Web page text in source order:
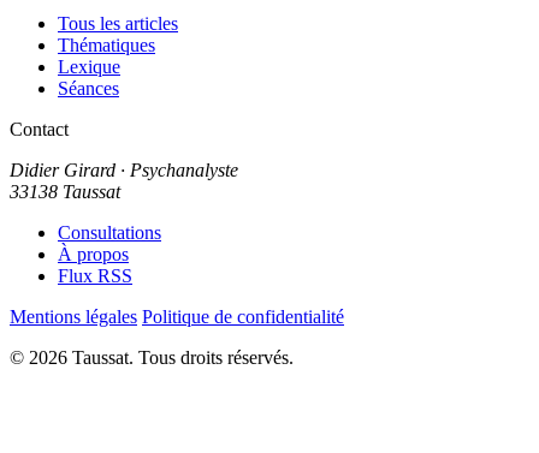
Tous les articles
Thématiques
Lexique
Séances
Contact
Didier Girard · Psychanalyste
33138 Taussat
Consultations
À propos
Flux RSS
Mentions légales Politique de confidentialité
© 2026 Taussat. Tous droits réservés.